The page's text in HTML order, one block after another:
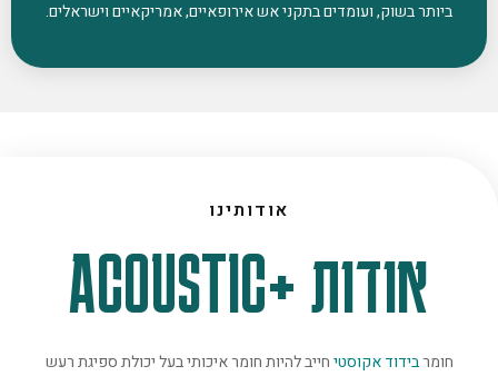
ביותר בשוק, ועומדים בתקני אש אירופאיים, אמריקאיים וישראלים.
אודותינו
אודות +ACOUSTIC
חומרבידוד אקוסטיחייב להיות חומר איכותי בעל יכולת ספיגת רעש